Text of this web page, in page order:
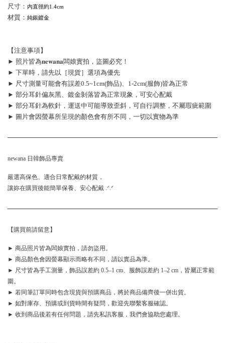
尺寸： 內直徑約1.4cm
材質： 純銀鍍金
【注意事項】
► 照片皆為𝐧𝐞𝐰𝐚𝐧𝐚闆娘實拍，盜圖必究！
► 下單時，請先以［現貨］選項為優先
► 尺寸測量可能會有誤差0.5~1cm(飾品)、1-2cm(服飾)皆為正常
► 部分耳針偏灰黑、鍍金剝落皆為正常現象，可安心配戴
► 部分耳針為軟針，運送中可能導致歪斜，可自行調整，不屬瑕疵範圍
► 圖片會因螢幕所呈現的顏色會有所不同，一切以實物為準
newana 日韓飾品專賣
嚴選高保色、適合日常配戴的材質，
讓妳在購買後能簡單保養、安心配戴 .ᐟ.ᐟ
【購買前請留意】
► 商品照片皆為闆娘實拍，請勿盜用。
► 商品顏色會因螢幕顯示而略有不同，請以實品為準。
► 尺寸皆為手工測量，飾品誤差約 0.5–1 cm、服飾誤差約 1–2 cm，皆屬正常範
圍。
► 若同筆訂單同時包含現貨與預購商品，將於商品備齊後一併出貨。
► 如對庫存、預購或到貨時間有疑問，歡迎先聯繫客服確認。
► 收到商品後若有任何問題，請先私訊客服，我們會協助您處理。